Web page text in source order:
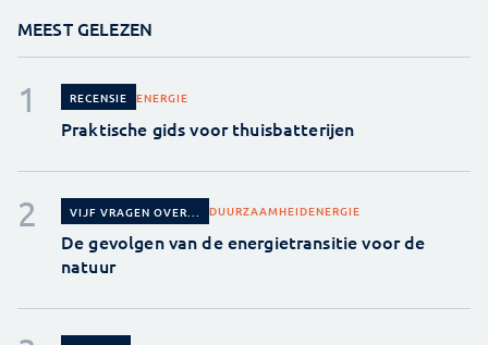
MEEST GELEZEN
RECENSIE ENERGIE
Praktische gids voor thuisbatterijen
VIJF VRAGEN OVER... DUURZAAMHEIDENERGIE
De gevolgen van de energietransitie voor de
natuur